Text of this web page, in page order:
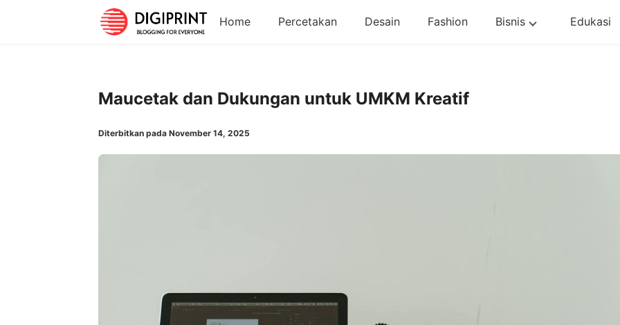
Home Percetakan Desain Fashion Bisnis Edukasi
Maucetak dan Dukungan untuk UMKM Kreatif
Diterbitkan pada November 14, 2025